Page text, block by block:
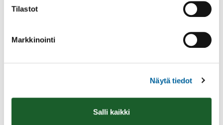
Tilastot
Markkinointi
Näytä tiedot
Salli kaikki
Vatulanharjun Vestivaalit